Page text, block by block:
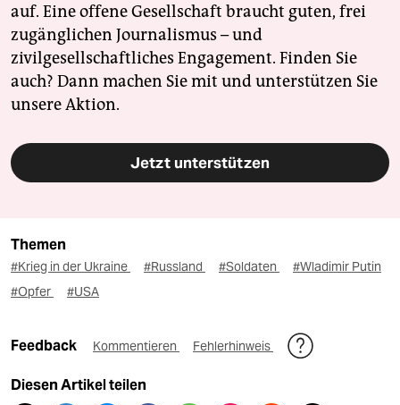
auf. Eine offene Gesellschaft braucht guten, frei
zugänglichen Journalismus – und
zivilgesellschaftliches Engagement. Finden Sie
auch? Dann machen Sie mit und unterstützen Sie
unsere Aktion.
Jetzt unterstützen
Themen
#Krieg in der Ukraine #Russland #Soldaten
#Wladimir Putin
#Opfer
#USA
Feedback Kommentieren Fehlerhinweis
Diesen Artikel teilen